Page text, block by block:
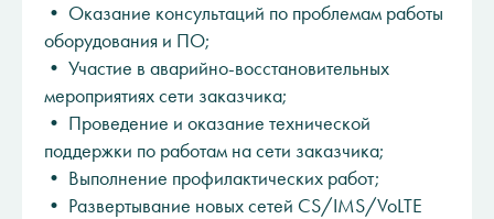
• Оказание консультаций по проблемам работы
оборудования и ПО;
• Участие в аварийно-восстановительных
мероприятиях сети заказчика;
• Проведение и оказание технической
поддержки по работам на сети заказчика;
• Выполнение профилактических работ;
• Развертывание новых сетей CS/IMS/VoLTE